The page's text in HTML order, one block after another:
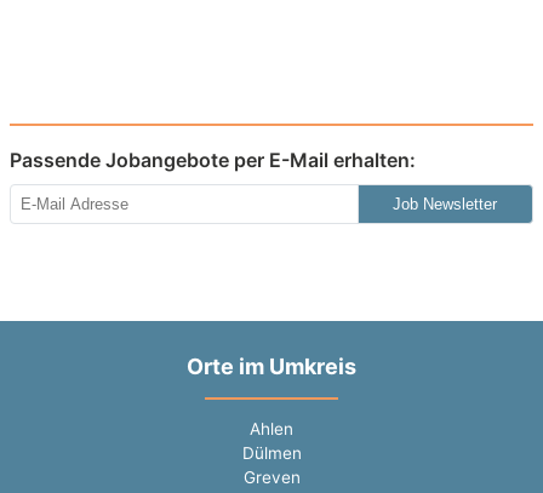
Passende Jobangebote per E-Mail erhalten:
Job Newsletter
Orte im Umkreis
Ahlen
Dülmen
Greven